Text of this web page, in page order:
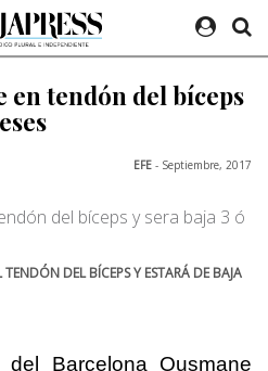
en tendón del bíceps
EFE - Septiembre, 2017
DEL BÍCEPS Y ESTARÁ DE BAJA
Barcelona Ousmane